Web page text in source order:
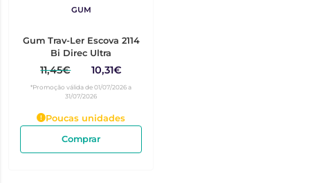
GUM
Gum Trav-Ler Escova 2114
Bi Direc Ultra
11,45€ 10,31€
*Promoção válida de 01/07/2026 a
31/07/2026
Poucas unidades
Comprar